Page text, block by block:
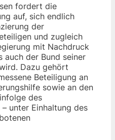
fordert die
auf, sich endlich
der
und zugleich
mit Nachdruck
auch der Bund seiner
Dazu gehört
Beteiligung an
sowie an den
des
unter Einhaltung des